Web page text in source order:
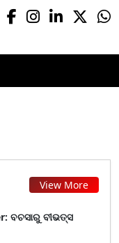
View More
ବଚସାରୁ ବୀଭତ୍ସ